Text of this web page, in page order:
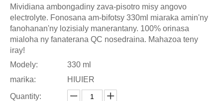
Mividiana ambongadiny zava-pisotro misy angovo
electrolyte. Fonosana am-bifotsy 330ml miaraka amin'ny
fanohanan'ny lozisialy manerantany. 100% orinasa
mialoha ny fanaterana QC nosedraina. Mahazoa teny
iray!
Modely:
330 ml
marika:
HIUIER
Quantity: